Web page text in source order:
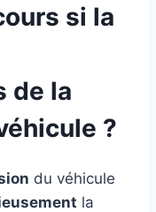
si la
de la
?
du véhicule
la